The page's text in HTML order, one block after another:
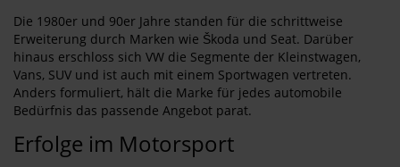
Die 1980er und 90er Jahre standen für die schrittweise
Erweiterung durch Marken wie Škoda und Seat. Darüber
hinaus erschloss sich VW die Segmente der Kleinstwagen,
Vans, SUV und ist auch mit einem Sportwagen vertreten.
Anders formuliert, hält die Marke für jedes automobile
Bedürfnis das passende Angebot parat.
Erfolge im Motorsport